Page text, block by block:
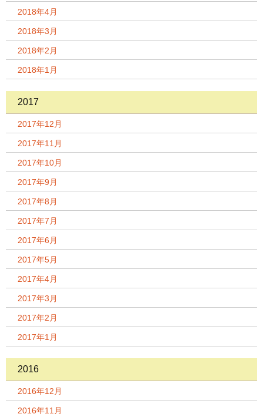
2018年4月
2018年3月
2018年2月
2018年1月
2017
2017年12月
2017年11月
2017年10月
2017年9月
2017年8月
2017年7月
2017年6月
2017年5月
2017年4月
2017年3月
2017年2月
2017年1月
2016
2016年12月
2016年11月